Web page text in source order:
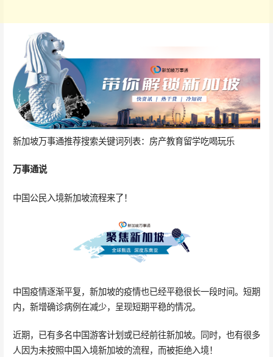
新加坡万事通推荐搜索关键词列表：房产教育留学吃喝玩乐
万事通说
中国公民入境新加坡流程来了！
中国疫情逐渐平复，新加坡的疫情也已经平稳很长一段时间。短期
内，新增确诊病例在减少，呈现短期平稳的情况。
近期，已有多名中国游客计划或已经前往新加坡。同时，也有很多
人因为未按照中国入境新加坡的流程，而被拒绝入境！